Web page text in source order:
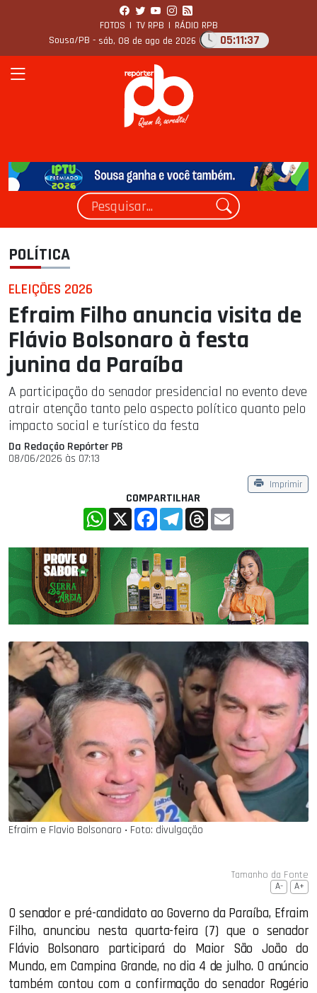
FOTOS | TV RPB | RÁDIO RPB
Sousa/PB - sáb, 08 de ago de 2026 05:11:38
POLÍTICA
ELEIÇÕES 2026
Efraim Filho anuncia visita de
Flávio Bolsonaro à festa
junina da Paraíba
A participação do senador presidencial no evento deve
atrair atenção tanto pelo aspecto político quanto pelo
impacto social e turístico da festa
Da Redação Repórter PB
08/06/2026 às 07:13
Imprimir
COMPARTILHAR
WhatsApp
X FacebookTelegramThreads
Efraim e Flavio Bolsonaro ‧ Foto: divulgação
Tamanho da Fonte
A- A+
O senador e pré-candidato ao Governo da Paraíba, Efraim
Filho, anunciou nesta quarta-feira (7) que o senador
Flávio Bolsonaro participará do Maior São João do
Mundo, em Campina Grande, no dia 4 de julho. O anúncio
também contou com a confirmação do senador Rogério